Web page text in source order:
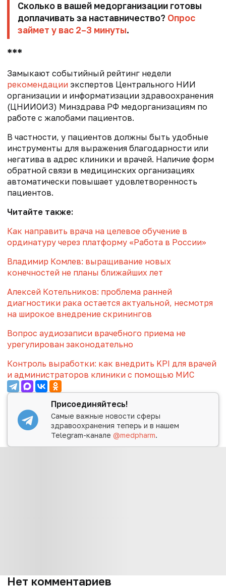
Сколько в вашей медорганизации готовы
доплачивать за наставничество? Опрос
займет у вас 2–3 минуты.
***
Замыкают событийный рейтинг недели
рекомендации экспертов Центрального НИИ
организации и информатизации здравоохранения
(ЦНИИОИЗ) Минздрава РФ медорганизациям по
работе с жалобами пациентов.
В частности, у пациентов должны быть удобные
инструменты для выражения благодарности или
негатива в адрес клиники и врачей. Наличие форм
обратной связи в медицинских организациях
автоматически повышает удовлетворенность
пациентов.
Читайте также:
Как направить врача на целевое обучение в
ординатуру через платформу «Работа в России»
Владимир Комлев: выращивание новых
конечностей не планы ближайших лет
Алексей Котельников: проблема ранней
диагностики рака остается актуальной, несмотря
на широкое внедрение скринингов
Вопрос аудиозаписи врачебного приема не
урегулирован законодательно
Контроль выработки: как внедрить KPI для врачей
и администраторов клиники с помощью МИС
Присоединяйтесь!
Самые важные новости сферы
здравоохранения теперь и в нашем
Telegram-канале@medpharm.
Нет комментариев